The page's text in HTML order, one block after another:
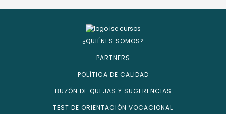
¿QUIÉNES SOMOS?
PARTNERS
POLÍTICA DE CALIDAD
BUZÓN DE QUEJAS Y SUGERENCIAS
TEST DE ORIENTACIÓN VOCACIONAL